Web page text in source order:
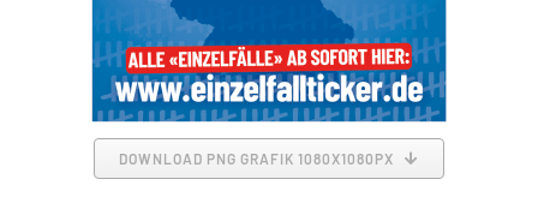
DOWNLOAD PNG GRAFIK 1080X1080PX